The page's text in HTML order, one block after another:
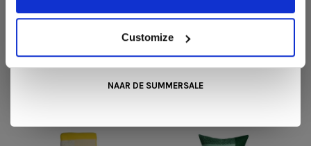
Customize
GERELATEERDE PRODUCTEN
Kom langs in onze showroom, doe inspiratie op en ontdek de
mooiste aanbiedingen tijdens de
Summer Sale van Snip
. De koffie of thee staat voor je klaar!
NAAR DE SUMMERSALE